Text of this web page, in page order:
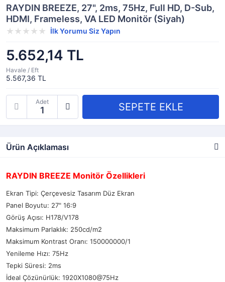
RAYDIN BREEZE, 27", 2ms, 75Hz, Full HD, D-Sub,
HDMI, Frameless, VA LED Monitör (Siyah)
İlk Yorumu Siz Yapın
5.652,14 TL
Havale / Eft
5.567,36 TL
Adet
Ürün Açıklaması
RAYDIN BREEZE Monitör Özellikleri
Ekran Tipi: Çerçevesiz Tasarım Düz Ekran
Panel Boyutu: 27" 16:9
Görüş Açısı: H178/V178
Maksimum Parlaklık: 250cd/m2
Maksimum Kontrast Oranı: 150000000/1
Yenileme Hızı: 75Hz
Tepki Süresi: 2ms
İdeal Çözünürlük: 1920X1080@75Hz